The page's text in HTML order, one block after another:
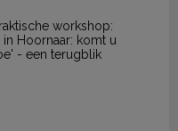
workshop:
Hoornaar: komt u
- een terugblik